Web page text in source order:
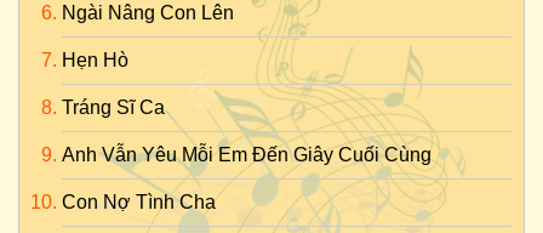
Ngài Nâng Con Lên
Hẹn Hò
Tráng Sĩ Ca
Anh Vẫn Yêu Mỗi Em Đến Giây Cuối Cùng
Con Nợ Tình Cha